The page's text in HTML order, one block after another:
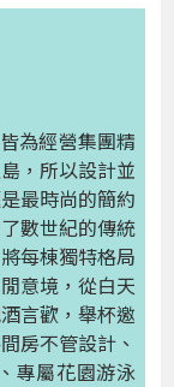
為經營集團精
，所以設計並
最時尚的簡約
數世紀的傳統
每棟獨特格局
意境，從白天
言歡，舉杯邀
房不管設計、
專屬花園游泳